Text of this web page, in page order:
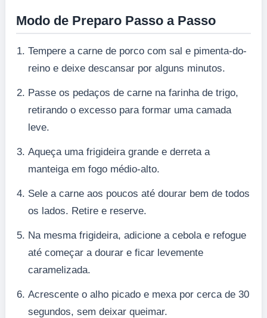
Modo de Preparo Passo a Passo
Tempere a carne de porco com sal e pimenta-do-
reino e deixe descansar por alguns minutos.
Passe os pedaços de carne na farinha de trigo,
retirando o excesso para formar uma camada
leve.
Aqueça uma frigideira grande e derreta a
manteiga em fogo médio-alto.
Sele a carne aos poucos até dourar bem de todos
os lados. Retire e reserve.
Na mesma frigideira, adicione a cebola e refogue
até começar a dourar e ficar levemente
caramelizada.
Acrescente o alho picado e mexa por cerca de 30
segundos, sem deixar queimar.